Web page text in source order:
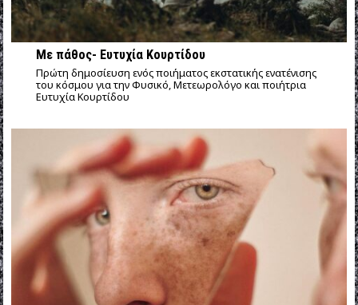
Με πάθος- Ευτυχία Κουρτίδου
Πρώτη δημοσίευση ενός ποιήματος εκστατικής ενατένισης
του κόσμου για την Φυσικό, Μετεωρολόγο και ποιήτρια
Ευτυχία Κουρτίδου